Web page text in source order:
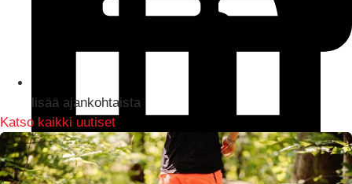
lisää ajankohtaista
Katso kaikki uutiset